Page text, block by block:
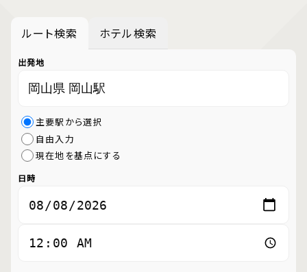
ルート検索 ホテル検索
出発地
主要駅から選択
自由入力
現在地を基点にする
日時